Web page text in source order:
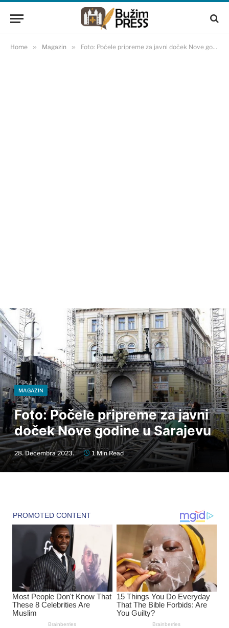
Home » Magazin » Foto: Počele pripreme za javni doček Nove godine u Sarajevu
MAGAZIN
Foto: Počele pripreme za javni
doček Nove godine u Sarajevu
28. Decembra 2023. 1 Min Read